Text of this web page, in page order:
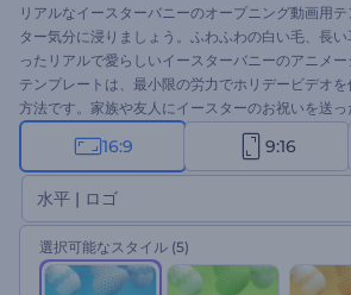
リアルなイースターバニーのオープニング動画用
ター気分に浸りましょう。ふわふわの白い毛、長
ったリアルで愛らしいイースターバニーのアニメ
テンプレートは、最小限の労力でホリデービデオ
方法です。家族や友人にイースターのお祝いを送
スター・スペシャルを宣伝したり、大切な人をホリ
したり、このテンプレートを使えば、楽しく簡単に
を入力し、ロゴを挿入し、華やかな音楽トラック
界にひとつだけのイースター動画が完成します。
イースターの楽しみを始めましょう！
16:9 9:16
水平 | ロゴ
選択可能なスタイル (5)